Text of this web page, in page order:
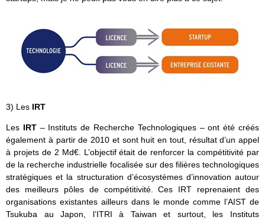
3) Les IRT
Les IRT – Instituts de Recherche Technologiques – ont été créés
également à partir de 2010 et sont huit en tout, résultat d’un appel
à projets de 2 Md€. L’objectif était de renforcer la compétitivité par
de la recherche industrielle focalisée sur des filières technologiques
stratégiques et la structuration d’écosystèmes d’innovation autour
des meilleurs pôles de compétitivité. Ces IRT reprenaient des
organisations existantes ailleurs dans le monde comme l’AIST de
Tsukuba au Japon, l’ITRI à Taiwan et surtout, les Instituts